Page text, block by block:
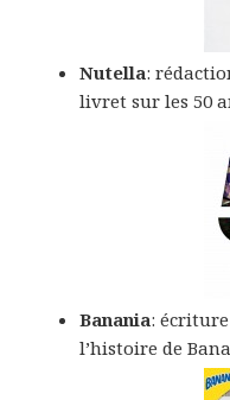
Nutella:
livret sur les 50
Banania: écriture
l’histoire de